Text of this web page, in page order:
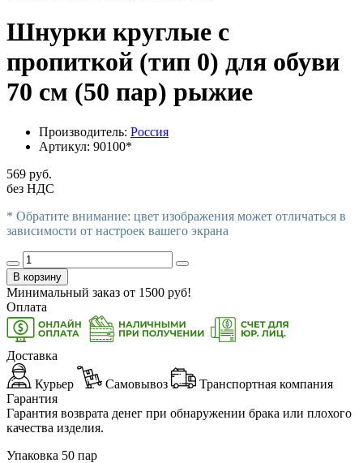
Шнурки круглые с
пропиткой (тип 0) для обуви
70 см (50 пар) рыжие
Производитель: Россия
Артикул: 90100*
569 руб.
без НДС
* Обратите внимание: цвет изображения может отличаться в
зависимости от настроек вашего экрана
В корзину
Минимальный заказ от 1500 руб!
Оплата
Доставка
Курьер Самовывоз
Транспортная компания
Гарантия
Гарантия возврата денег при обнаружении брака или плохого
качества изделия.
Упаковка 50 пар